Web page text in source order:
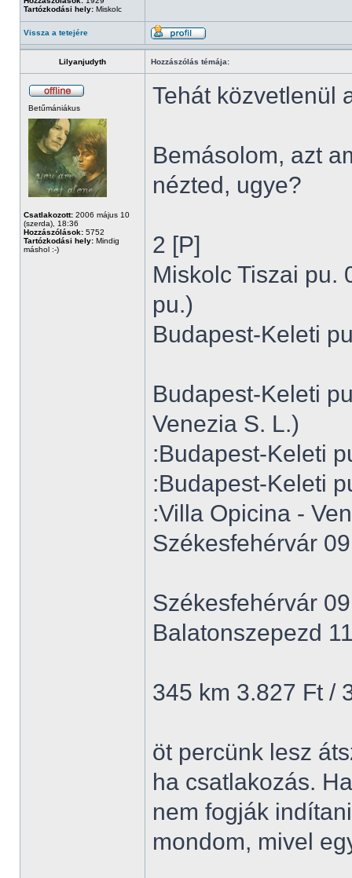
Tartózkodási hely: Miskolc
Vissza a tetejére
Lilyanjudyth Hozzászólás témája:
Betűmániákus
Csatlakozott: 2006 május 10
(szerda), 18:36
Hozzászólások: 5752
Tartózkodási hely: Mindig
máshol :-)
Tehát közvetlenül
Bemásolom, azt
nézted, ugye?
2 [P]
Miskolc Tiszai pu.
pu.)
Budapest-Keleti
Budapest-Keleti
Venezia S. L.)
:Budapest-Keleti
:Budapest-Keleti
:Villa Opicina -
Székesfehérvár
Székesfehérvár
Balatonszepezd
345 km 3.827 Ft /
öt percünk lesz
ha csatlakozás.
nem fogják
mondom, mivel